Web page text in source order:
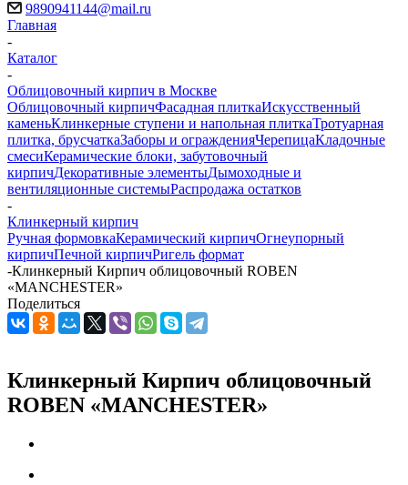
9890941144@mail.ru
Главная
-
Каталог
-
Облицовочный кирпич в Москве
Облицовочный кирпичФасадная плиткаИскусственный
каменьКлинкерные ступени и напольная плиткаТротуарная
плитка, брусчаткаЗаборы и огражденияЧерепицаКладочные
смесиКерамические блоки, забутовочный
кирпичДекоративные элементыДымоходные и
вентиляционные системыРаспродажа остатков
-
Клинкерный кирпич
Ручная формовкаКерамический кирпичОгнеупорный
кирпичПечной кирпичРигель формат
-Клинкерный Кирпич облицовочный ROBEN
«MANCHESTER»
Поделиться
Клинкерный Кирпич облицовочный
ROBEN «MANCHESTER»